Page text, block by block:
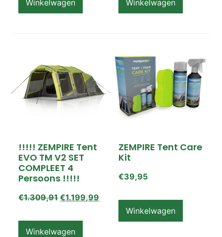
Winkelwagen Winkelwagen
!!!!! ZEMPIRE Tent
EVO TM V2 SET
COMPLEET 4
Persoons !!!!!
€1.309,91 €1.199,99
Winkelwagen
ZEMPIRE Tent Care
Kit
€39,95
Winkelwagen